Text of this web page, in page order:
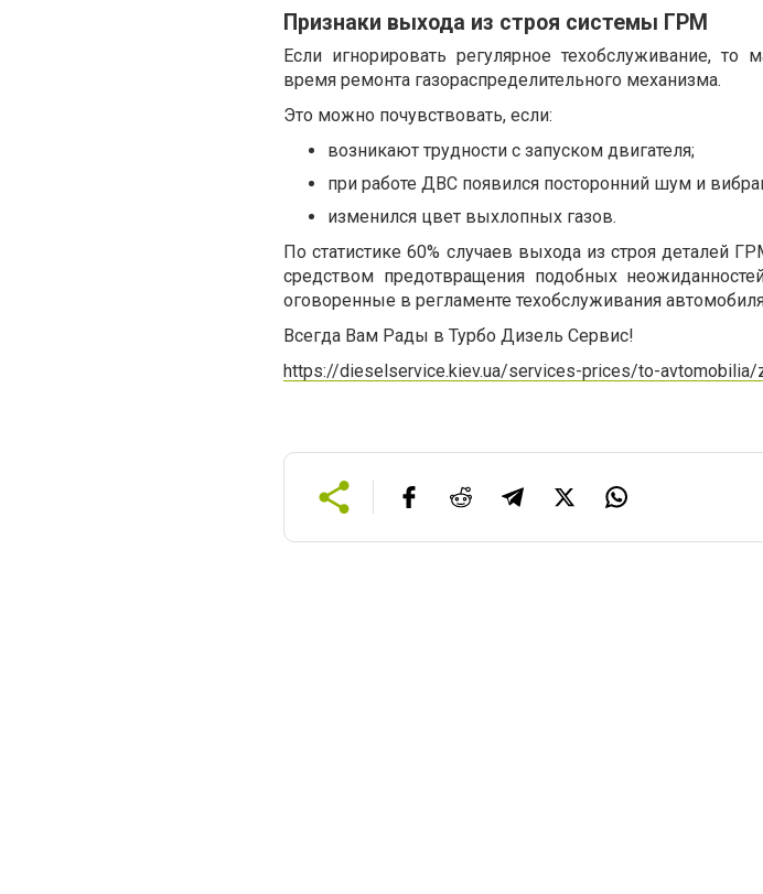
Признаки выхода из строя системы ГРМ
Если игнорировать регулярное техобслуживание,
время ремонта газораспределительного механизма.
Это можно почувствовать, если:
возникают трудности с запуском двигателя;
при работе ДВС появился посторонний шум и
изменился цвет выхлопных газов.
По статистике 60% случаев выхода из строя деталей
средством предотвращения подобных
оговоренные в регламенте техобслуживания
Всегда Вам Рады в Турбо Дизель Сервис!
https://dieselservice.kiev.ua/services-prices/to-avtomobilia/